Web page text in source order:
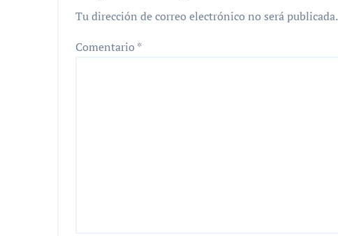
Tu dirección de correo electrónico no será publicada.
Comentario *